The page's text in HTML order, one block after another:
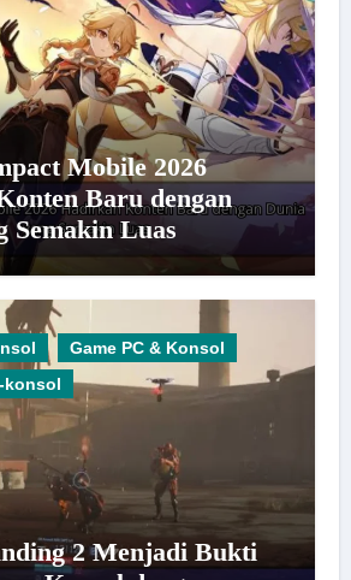
Mobile 2026
Baru dengan
Semakin Luas
Game PC & Konsol
konsol
2 Menjadi Bukti